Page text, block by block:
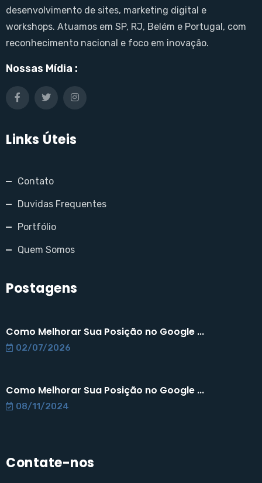
desenvolvimento de sites, marketing digital e
workshops. Atuamos em SP, RJ, Belém e Portugal, com
reconhecimento nacional e foco em inovação.
Nossas Mídia :
Links Úteis
Contato
Duvidas Frequentes
Portfólio
Quem Somos
Postagens
Como Melhorar Sua Posição no Google ...
02/07/2026
Como Melhorar Sua Posição no Google ...
08/11/2024
Contate-nos